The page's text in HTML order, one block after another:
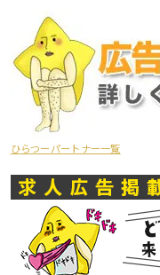
ひらつーパートナー一覧